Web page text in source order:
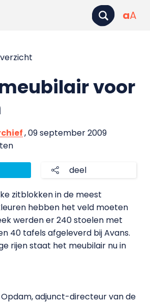
aA
voor
, 09 september 2009
deel
zitblokken in de meest
hebben het veld moeten
werden er 240 stoelen met
40 tafels afgeleverd bij Avans.
rijen staat het meubilair nu in
adjunct-directeur van de